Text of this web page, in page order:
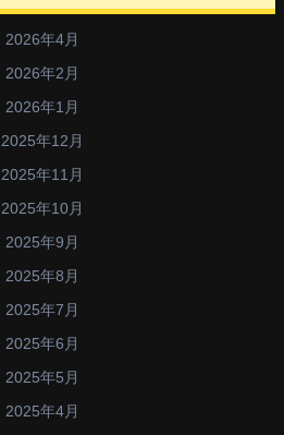
2026年4月
2026年2月
2026年1月
2025年12月
2025年11月
2025年10月
2025年9月
2025年8月
2025年7月
2025年6月
2025年5月
2025年4月